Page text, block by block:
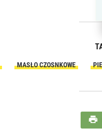
MASŁO CZOSNKOWE